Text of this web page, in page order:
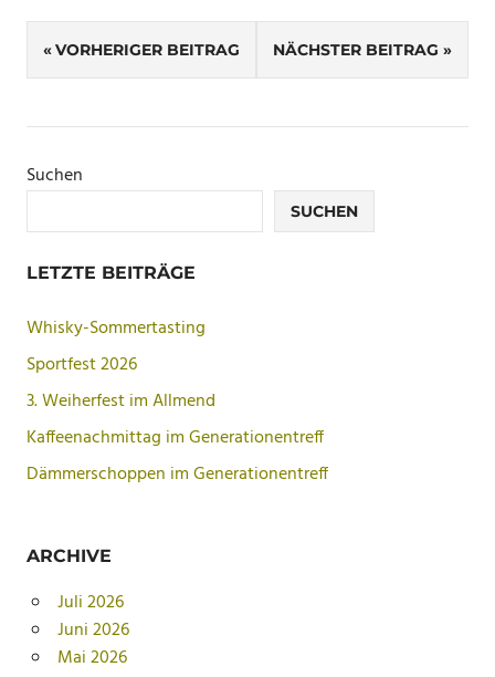
Beitragsnavigation
VORHERIGER BEITRAG NÄCHSTER BEITRAG
Suchen
SUCHEN
LETZTE BEITRÄGE
Whisky-Sommertasting
Sportfest 2026
3. Weiherfest im Allmend
Kaffeenachmittag im Generationentreff
Dämmerschoppen im Generationentreff
ARCHIVE
Juli 2026
Juni 2026
Mai 2026